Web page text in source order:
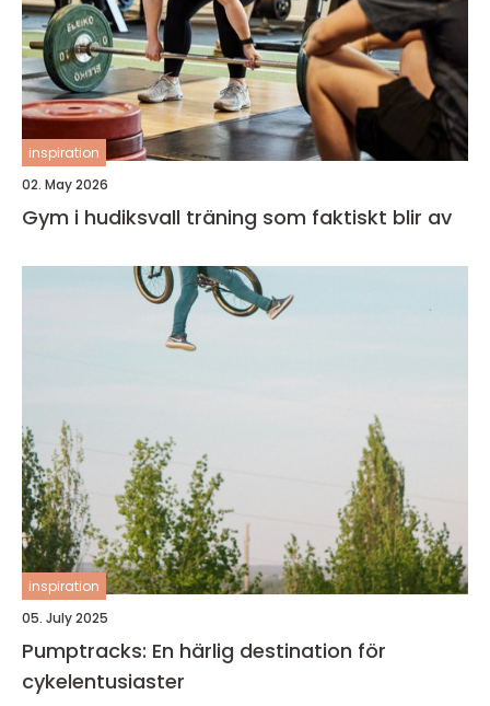
inspiration
02. May 2026
Gym i hudiksvall träning som faktiskt blir av
inspiration
05. July 2025
Pumptracks: En härlig destination för
cykelentusiaster